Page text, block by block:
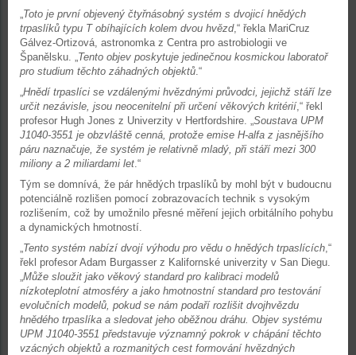
Toto je první objevený čtyřnásobný systém s dvojicí hnědých
trpaslíků typu T obíhajících kolem dvou hvězd,“ řekla MariCruz
Gálvez-Ortizová, astronomka z Centra pro astrobiologii ve
Španělsku. „ Tento objev poskytuje jedinečnou kosmickou laboratoř
pro studium těchto záhadných objektů .“
Hnědí trpaslíci se vzdálenými hvězdnými průvodci, jejichž stáří lze
určit nezávisle, jsou neocenitelní při určení věkových kritérií,“ řekl
profesor Hugh Jones z Univerzity v Hertfordshire. „ Soustava UPM
J1040-3551 je obzvláště cenná, protože emise H-alfa z jasnějšího
páru naznačuje, že systém je relativně mladý, při stáří mezi 300
miliony a 2 miliardami let .“
Tým se domnívá, že pár hnědých trpaslíků by mohl být v budoucnu
potenciálně rozlišen pomocí zobrazovacích technik s vysokým
rozlišením, což by umožnilo přesné měření jejich orbitálního pohybu
a dynamických hmotností.
Tento systém nabízí dvojí výhodu pro vědu o hnědých trpaslících ,“
řekl profesor Adam Burgasser z Kalifornské univerzity v San Diegu.
Může sloužit jako věkový standard pro kalibraci modelů
nízkoteplotní atmosféry a jako hmotnostní standard pro testování
evolučních modelů, pokud se nám podaří rozlišit dvojhvězdu
hnědého trpaslíka a sledovat jeho oběžnou dráhu. Objev systému
UPM J1040-3551 představuje významný pokrok v chápání těchto
vzácných objektů a rozmanitých cest formování hvězdných